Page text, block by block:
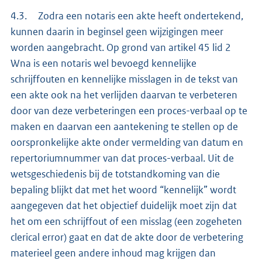
4.3. Zodra een notaris een akte heeft ondertekend,
kunnen daarin in beginsel geen wijzigingen meer
worden aangebracht. Op grond van artikel 45 lid 2
Wna is een notaris wel bevoegd kennelijke
schrijffouten en kennelijke misslagen in de tekst van
een akte ook na het verlijden daarvan te verbeteren
door van deze verbeteringen een proces-verbaal op te
maken en daarvan een aantekening te stellen op de
oorspronkelijke akte onder vermelding van datum en
repertoriumnummer van dat proces-verbaal. Uit de
wetsgeschiedenis bij de totstandkoming van die
bepaling blijkt dat met het woord “kennelijk” wordt
aangegeven dat het objectief duidelijk moet zijn dat
het om een schrijffout of een misslag (een zogeheten
clerical error) gaat en dat de akte door de verbetering
materieel geen andere inhoud mag krijgen dan